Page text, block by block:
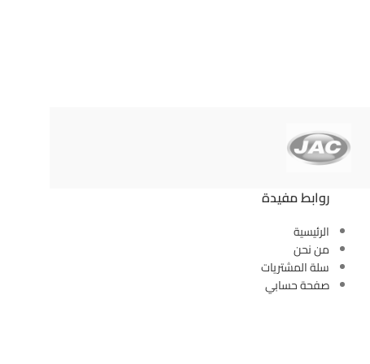
روابط مفيدة
الرئيسية
من نحن
سلة المشتريات
صفحة حسابي